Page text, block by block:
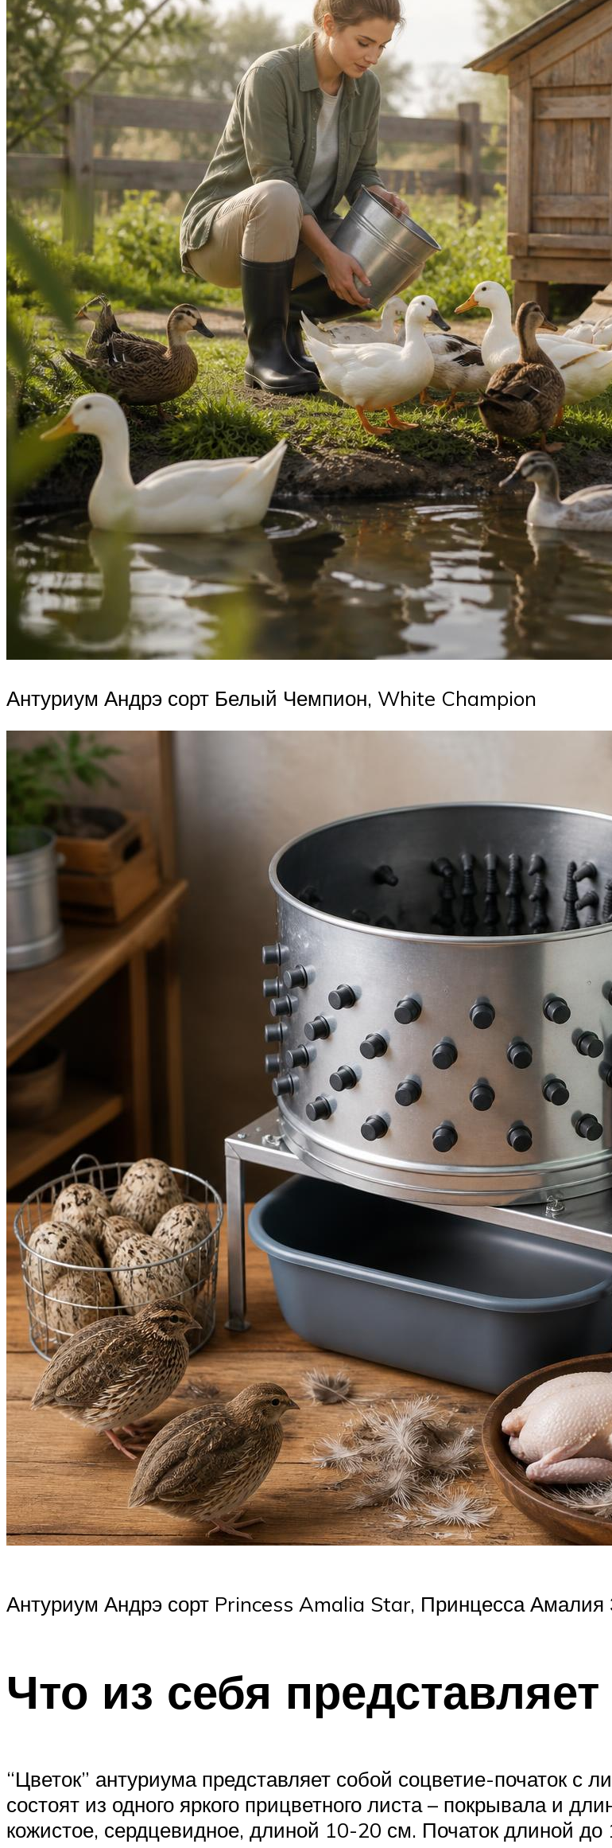
Антуриум Андрэ сорт Белый Чемпион, White Champion
Антуриум Андрэ сорт Princess Amalia Star, Принцесса Амалия
Что из себя
“Цветок” антуриума представляет собой соцветие-початок с
состоят из одного яркого прицветного листа – покрывала и
кожистое, сердцевидное, длиной 10-20 см. Початок длиной